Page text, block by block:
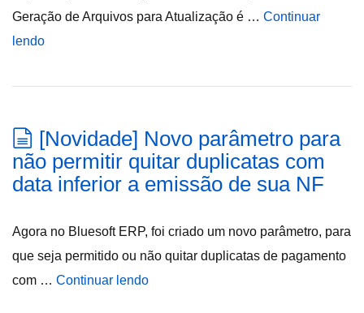
Geração de Arquivos para Atualização é … Continuar
lendo
[Novidade] Novo parâmetro para
não permitir quitar duplicatas com
data inferior a emissão de sua NF
Agora no Bluesoft ERP, foi criado um novo parâmetro, para
que seja permitido ou não quitar duplicatas de pagamento
com … Continuar lendo